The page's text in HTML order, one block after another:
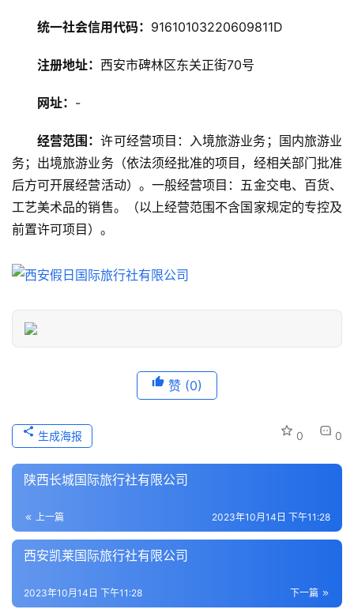
热
门
景
点
旅
息
化
导
之
家
地
登录 注册
统一社会信用代码： 91610103220609811D
注册地址： 西安市碑林区东关正街70号
网址： -
经营范围：许可经营项目：入境旅游业务；国内旅游业
务；出境旅游业务（依法须经批准的项目，经相关部门批准
后方可开展经营活动）。一般经营项目：五金交电、百货、
工艺美术品的销售。（以上经营范围不含国家规定的专控及
前置许可项目）。
赞 (0)
0 0
生成海报
陕西长城国际旅行社有限公司
上一篇 2023年10月14日 下午11:28
西安凯莱国际旅行社有限公司
下一篇
2023年10月14日 下午11:28